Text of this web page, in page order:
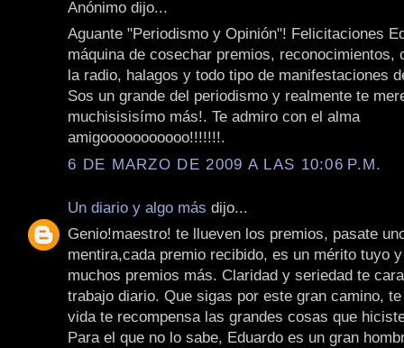
Anónimo dijo...
Aguante "Periodismo y Opinión"! Felicitaciones
máquina de cosechar premios, reconocimientos,
la radio, halagos y todo tipo de manifestaciones
Sos un grande del periodismo y realmente te
muchisisisímo más!. Te admiro con el alma
amigooooooooooo!!!!!!!.
6 DE MARZO DE 2009 A LAS 10:06 P.M.
Un diario y algo más dijo...
Genio!maestro! te llueven los premios, pasate
mentira,cada premio recibido, es un mérito tuyo
muchos premios más. Claridad y seriedad te
trabajo diario. Que sigas por este gran camino,
vida te recompensa las grandes cosas que
Para el que no lo sabe, Eduardo es un gran